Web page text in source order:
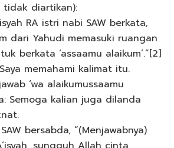
tidak diartikan):
RA istri nabi SAW berkata,
dari Yahudi memasuki ruangan
berkata ‘assaamu alaikum’.”[2]
memahami kalimat itu.
‘wa alaikumussaamu
Semoga kalian juga dilanda
bersabda, “(Menjawabnya)